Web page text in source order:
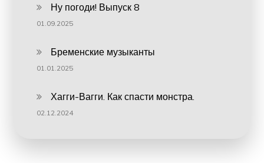
Ну погоди! Выпуск 8
01.09.2025
Бременские музыканты
01.01.2025
Хагги-Вагги. Как спасти монстра.
02.12.2024